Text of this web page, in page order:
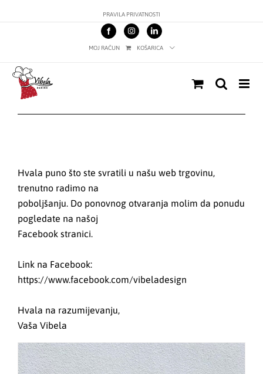
to
PRAVILA PRIVATNOSTI
MOJ RAČUN KOŠARICA
Hvala puno što ste svratili u našu web trgovinu,
trenutno radimo na
poboljšanju. Do ponovnog otvaranja molim da ponudu
pogledate na našoj
Facebook stranici.
Link na Facebook:
https://www.facebook.com/vibeladesign
Hvala na razumijevanju,
Vaša Vibela